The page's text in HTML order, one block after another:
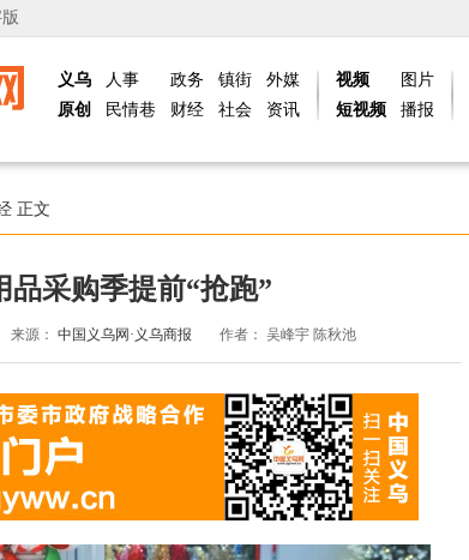
义乌
原创
人事
民情巷
政务
财经
镇街
社会
外媒
资讯
视频
短视频
图片
播报
正文
品采购季提前“抢跑”
来源： 中国义乌网·义乌商报 作者： 吴峰宇 陈秋池